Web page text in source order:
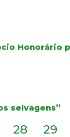
Honorário
selvagens”
28 29